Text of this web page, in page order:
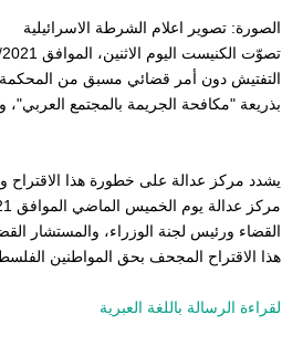
الصورة: تصوير اعلام الشرطة الاسرائيلية
التفتيش دون أمر قضائي مسبق من
بذريعة "مكافحة الجريمة بالمجتمع العربي"،
يشدد مركز عدالة على خطورة هذا الاقتراح
القضاء ورئيس لجنة الوزراء، والمستشار
هذا الاقتراح المجحف بحق المواطنين
لقراءة الرسالة باللغة العبرية